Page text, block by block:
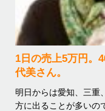
1日の売上5万円。
代美さん。
明日からは愛知、三重
方に出ることが多いの